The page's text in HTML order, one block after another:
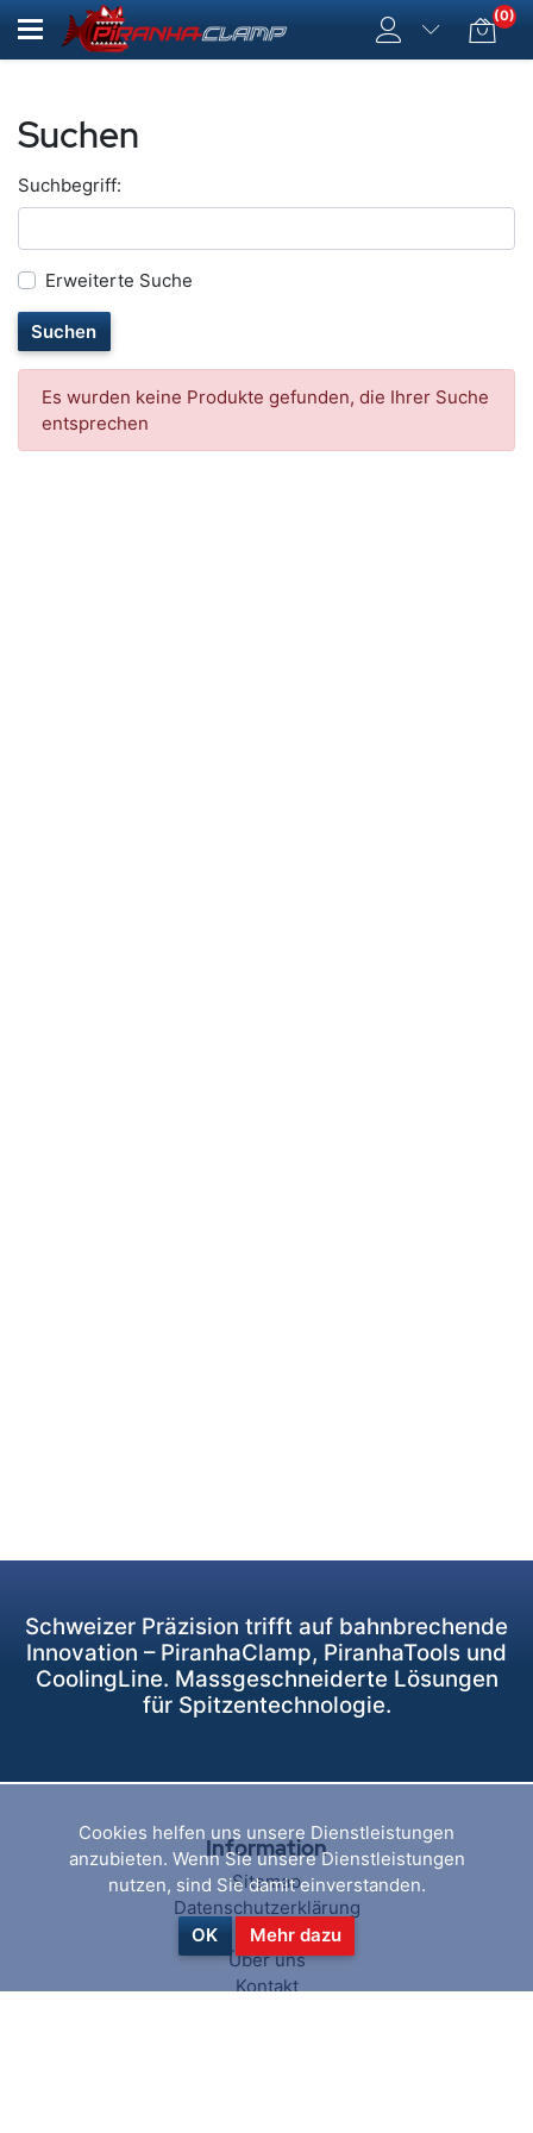
(0)
Suchen
Suchbegriff:
Erweiterte Suche
Suchen
Es wurden keine Produkte gefunden, die Ihrer Suche
entsprechen
Schweizer Präzision trifft auf bahnbrechende
Innovation – PiranhaClamp, PiranhaTools und
CoolingLine. Massgeschneiderte Lösungen
für Spitzentechnologie.
Information
Sitemap
Datenschutzerklärung
AGB
Über uns
Kontakt
Cookies helfen uns unsere Dienstleistungen
anzubieten. Wenn Sie unsere Dienstleistungen
nutzen, sind Sie damit einverstanden.
OK Mehr dazu